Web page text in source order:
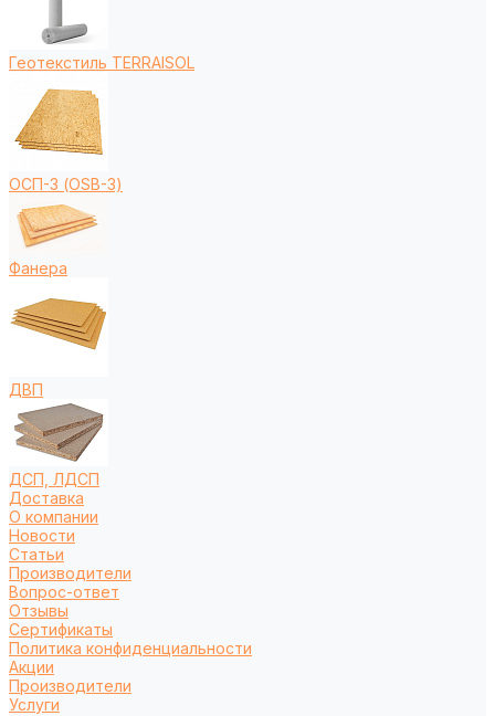
Геотекстиль TERRAISOL
ОСП-3 (OSB-3)
Фанера
ДВП
ДСП, ЛДСП
Доставка
О компании
Новости
Статьи
Производители
Вопрос-ответ
Отзывы
Сертификаты
Политика конфиденциальности
Акции
Производители
Услуги